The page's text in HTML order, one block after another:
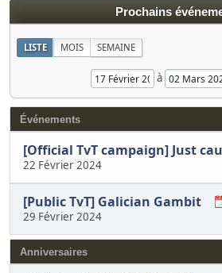
Prochains
LISTE MOIS SEMAINE
à
Événements
[Official TvT campaign] Just
22 Février 2024
[Public TvT] Galician Gambit
29 Février 2024
Anniversaires